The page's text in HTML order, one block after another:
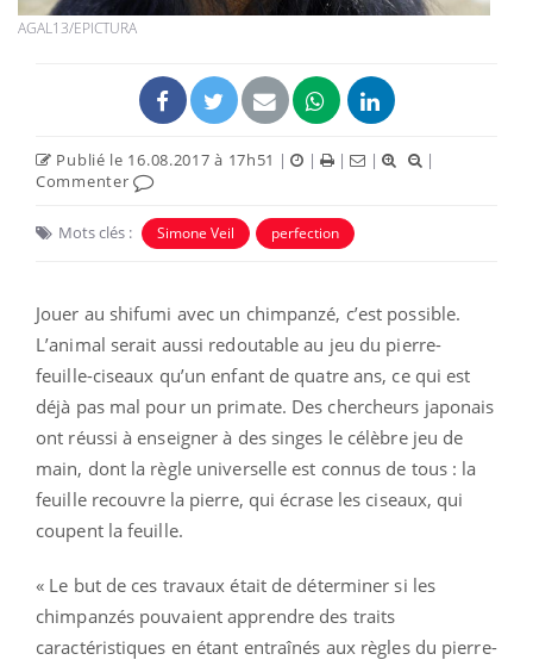
AGAL13/EPICTURA
Publié le 16.08.2017 à 17h51 | | | |
|
Commenter
Mots clés : Simone Veil perfection
Jouer au shifumi avec un chimpanzé, c’est possible.
L’animal serait aussi redoutable au jeu du pierre-
feuille-ciseaux qu’un enfant de quatre ans, ce qui est
déjà pas mal pour un primate. Des chercheurs japonais
ont réussi à enseigner à des singes le célèbre jeu de
main, dont la règle universelle est connus de tous : la
feuille recouvre la pierre, qui écrase les ciseaux, qui
coupent la feuille.
« Le but de ces travaux était de déterminer si les
chimpanzés pouvaient apprendre des traits
caractéristiques en étant entraînés aux règles du pierre-